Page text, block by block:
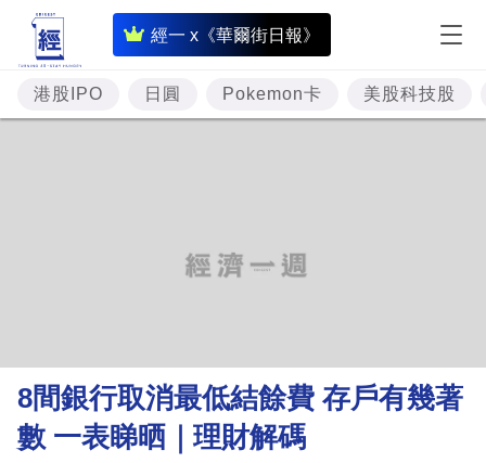
經一 x《華爾街日報》
即
時
財
經
理
財
商
港股IPO 日圓 Pokemon卡 美股科技股
8間銀行取消最低結餘費 存戶有幾著
數 一表睇晒｜理財解碼